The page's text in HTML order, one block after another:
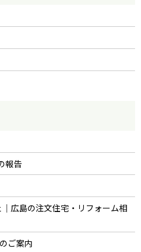
報告
広島の注文住宅・リフォーム相
ご案内